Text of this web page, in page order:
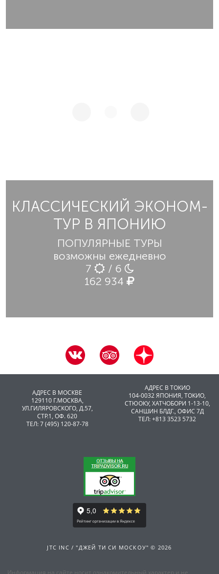
КЛАССИЧЕСКИЙ ЭКОНОМ-
ТУР В ЯПОНИЮ
ПОПУЛЯРНЫЕ ТУРЫ
возможны ежедневно
7
/ 6
162 934
АДРЕС В МОСКВЕ
129110 Г.МОСКВА,
УЛ.ГИЛЯРОВСКОГО, Д.57,
СТР.1, ОФ. 620
ТЕЛ: 7 (495) 120-87-78
АДРЕС В ТОКИО
104-0032 ЯПОНИЯ, ТОКИО,
CТЮОКУ, ХАТЧОБОРИ 1-13-10,
САНШИН БЛДГ., ОФИС 7Д
ТЕЛ: +813 3523 5732
JTC INC / "ДЖЕЙ ТИ СИ МОСКОУ" © 2026
Информация на сайте носит ознакомительный характер и не